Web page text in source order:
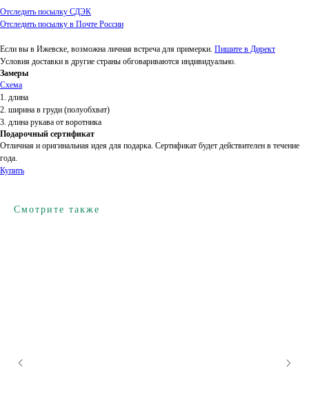
Отследить посылку СДЭК
Отследить посылку в Почте России
Если вы в Ижевске, возможна личная встреча для примерки. Пишите в Директ
Условия доставки в другие страны обговариваются индивидуально.
Замеры
Схема
1. длина
2. ширина в груди (полуобхват)
3. длина рукава от воротника
Подарочный сертификат
Отличная и оригинальная идея для подарка. Сертификат будет действителен в течение
года.
Купить
Смотрите также